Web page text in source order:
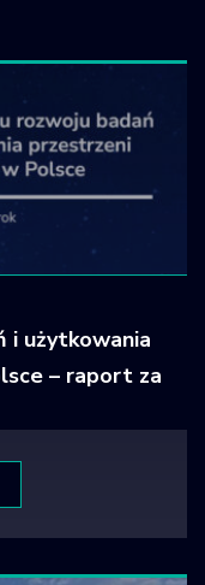
i użytkowania
– raport za